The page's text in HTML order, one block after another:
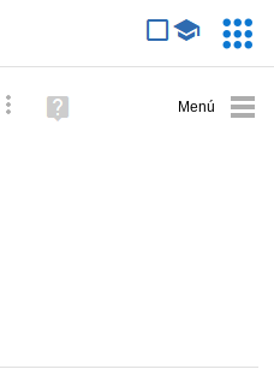
Búsqueda avanzada
Ayuda
(en